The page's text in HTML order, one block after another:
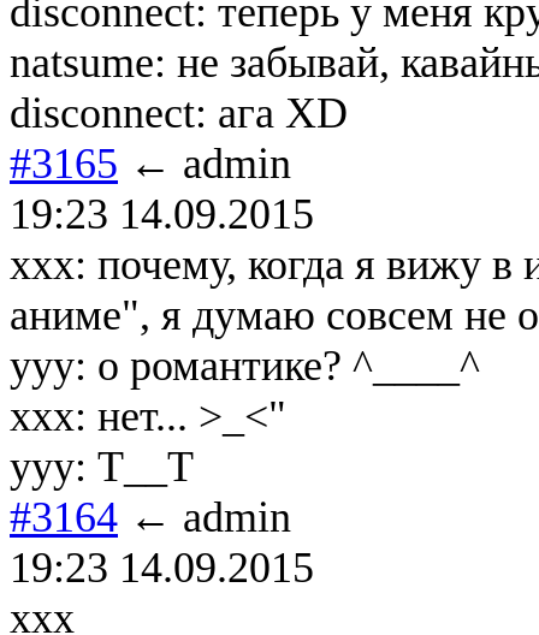
disconnect: теперь у меня
natsume: не забывай,
disconnect: ага ХD
#3165 ← admin
19:23 14.09.2015
ххх: почему, когда я вижу в
аниме", я думаю совсем не
ууу: о романтике? ^____^
ххх: нет... >_<"
yyy: Т__Т
#3164 ← admin
19:23 14.09.2015
xxx